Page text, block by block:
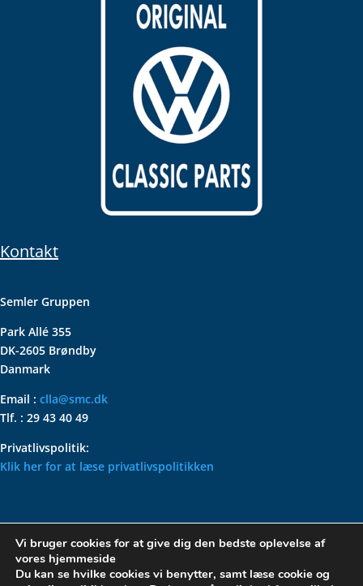
Kontakt
Semler Gruppen
Park Allé 355
DK-2605 Brøndby
Danmark
Email : clla@smc.dk
Tlf. : 29 43 40 49
Privatlivspolitik:
Klik her for at læse privatlivspolitikken
VOLKSWAGEN CLASSIC
PARTS – HOLDER DIN
KLASSISKE VOLKSWAGEN I
Vi bruger cookies for at give dig den bedste oplevelse af
vores hjemmeside
Du kan se hvilke cookies vi benytter, samt læse cookie og